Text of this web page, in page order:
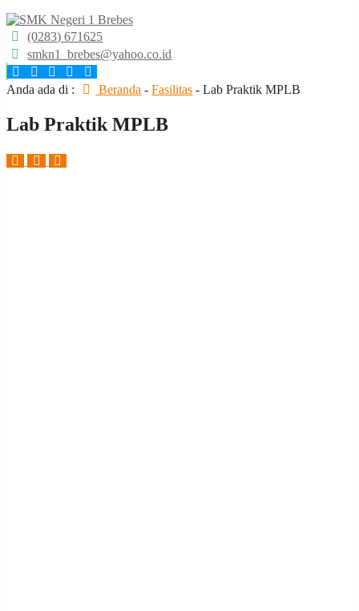
(0283) 671625
smkn1_brebes@yahoo.co.id
Anda ada di : Beranda -Fasilitas -Lab Praktik MPLB
Lab Praktik MPLB